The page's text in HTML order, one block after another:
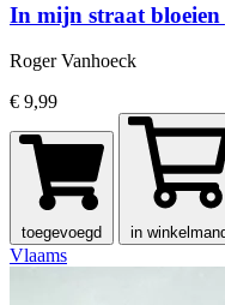
In mijn straat bloeien
Roger Vanhoeck
€ 9,99
toegevoegd in
Vlaams